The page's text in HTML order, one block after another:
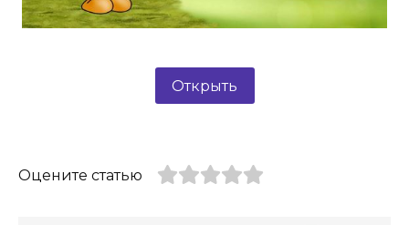
Открыть
Оцените статью